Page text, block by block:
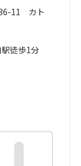
11 カト
徒歩1分